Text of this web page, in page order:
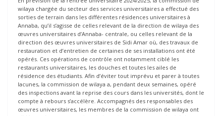
wilaya chargée du secteur des services universitaires a effectué des
sorties de terrain dans les différentes résidences universitaires à
Annaba, qu’il s’agisse de celles relevant de la direction de wilaya des
œuvres universitaires d’Annaba- centrale, ou celles relevant de la
direction des œuvres universitaires de Sidi Amar où, des travaux de
restauration et d’entretien de certaines de ses installations ont été
opérés. Ces opérations de contrôle ont notamment ciblé les
restaurants universitaires, les douches et toutes les ailes de
résidence des étudiants. Afin d’éviter tout imprévu et parer à toutes
lacunes, la commission de wilaya a, pendant deux semaines, opéré
des inspections avant la reprise des cours dans les universités, dont le
compte à rebours s’accélère. Accompagnés des responsables des
œuvres universitaires, les membres de la commission de wilaya ont